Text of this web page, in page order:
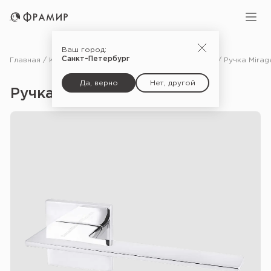
Ваш город:
Санкт-Петербург
Да, верно Нет, другой
Главная Каталог Фурнитура
Ручка Mirage USS — PC